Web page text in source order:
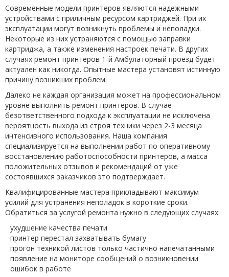
Современные модели принтеров являются надежными
устройствами с приличным ресурсом картриджей. При их
эксплуатации могут возникнуть проблемы и неполадки.
Некоторые из них устраняются с помощью заправки
картриджа, а также изменения настроек печати. В других
случаях ремонт принтеров 1-й Амбулаторный проезд будет
актуален как никогда. Опытные мастера установят истинную
причину возникших проблем.
Далеко не каждая организация может на профессиональном
уровне выполнить ремонт принтеров. В случае
безответственного подхода к эксплуатации не исключена
вероятность выхода из строя техники через 2-3 месяца
интенсивного использования. Наша компания
специализируется на выполнении работ по оперативному
восстановлению работоспособности принтеров, а масса
положительных отзывов и рекомендаций от уже
состоявшихся заказчиков это подтверждает.
Квалифицированные мастера прикладывают максимум
усилий для устранения неполадок в короткие сроки.
Обратиться за услугой ремонта нужно в следующих случаях:
ухудшение качества печати
принтер перестал захватывать бумагу
прогон техникой листов только частично напечатанными
появление на мониторе сообщений о возникновении
ошибок в работе